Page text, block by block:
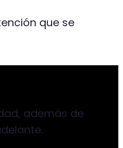
que se
además de